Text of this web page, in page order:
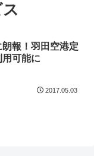
報！羽田空港定
可能に
2017.05.03